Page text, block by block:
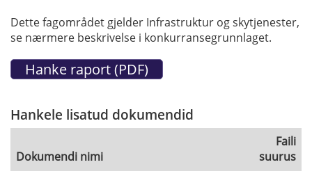
Dette fagområdet gjelder Infrastruktur og skytjenester,
se nærmere beskrivelse i konkurransegrunnlaget.
Hankele lisatud dokumendid
Dokumendi nimi
Faili
suurus